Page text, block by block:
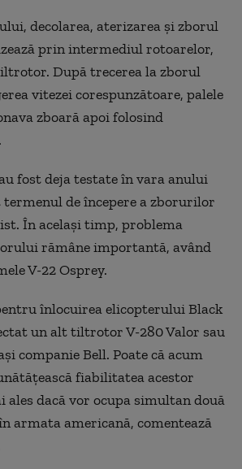
decolarea, aterizarea și zborul
prin intermediul rotoarelor,
După trecerea la zborul
vitezei corespunzătoare, palele
zboară apoi folosind
fost deja testate în vara anului
termenul de începere a zborurilor
În același timp, problema
rămâne importantă, având
V-22 Osprey.
înlocuirea elicopterului Black
un alt tiltrotor V-280 Valor sau
companie Bell. Poate că acum
fiabilitatea acestor
ales dacă vor ocupa simultan două
armata americană, comentează